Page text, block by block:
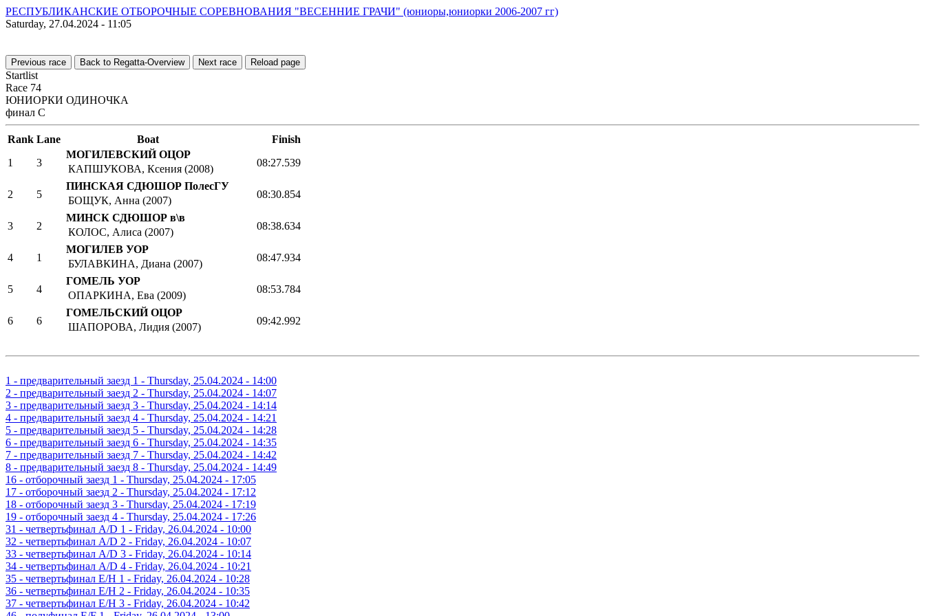
РЕСПУБЛИКАНСКИЕ ОТБОРОЧНЫЕ СОРЕВНОВАНИЯ "ВЕСЕННИЕ ГРАЧИ" (юниоры,юниорки 2006-2007 гг)
Saturday, 27.04.2024 - 11:05
Previous race Back to Regatta-Overview Next race Reload page
Startlist
Race 74
ЮНИОРКИ ОДИНОЧКА
финал C
Rank Lane Boat
Finish
1
3
МОГИЛЕВСКИЙ ОЦОР
КАПШУКОВА, Ксения (2008)
08:27.539
2 5
ПИНСКАЯ СДЮШОР ПолесГУ
БОЩУК, Анна (2007)
08:30.854
3 2
МИНСК СДЮШОР в\в
КОЛОС, Алиса (2007)
08:38.634
4 1
МОГИЛЕВ УОР
БУЛАВКИНА, Диана (2007)
08:47.934
5 4
ГОМЕЛЬ УОР
ОПАРКИНА, Ева (2009)
08:53.784
6 6
ГОМЕЛЬСКИЙ ОЦОР
ШАПОРОВА, Лидия (2007)
09:42.992
1 - предварительный заезд 1 - Thursday, 25.04.2024 - 14:00
2 - предварительный заезд 2 - Thursday, 25.04.2024 - 14:07
3 - предварительный заезд 3 - Thursday, 25.04.2024 - 14:14
4 - предварительный заезд 4 - Thursday, 25.04.2024 - 14:21
5 - предварительный заезд 5 - Thursday, 25.04.2024 - 14:28
6 - предварительный заезд 6 - Thursday, 25.04.2024 - 14:35
7 - предварительный заезд 7 - Thursday, 25.04.2024 - 14:42
8 - предварительный заезд 8 - Thursday, 25.04.2024 - 14:49
16 - отборочный заезд 1 - Thursday, 25.04.2024 - 17:05
17 - отборочный заезд 2 - Thursday, 25.04.2024 - 17:12
18 - отборочный заезд 3 - Thursday, 25.04.2024 - 17:19
19 - отборочный заезд 4 - Thursday, 25.04.2024 - 17:26
31 - четвертьфинал A/D 1 - Friday, 26.04.2024 - 10:00
32 - четвертьфинал A/D 2 - Friday, 26.04.2024 - 10:07
33 - четвертьфинал A/D 3 - Friday, 26.04.2024 - 10:14
34 - четвертьфинал A/D 4 - Friday, 26.04.2024 - 10:21
35 - четвертьфинал E/H 1 - Friday, 26.04.2024 - 10:28
36 - четвертьфинал E/H 2 - Friday, 26.04.2024 - 10:35
37 - четвертьфинал E/H 3 - Friday, 26.04.2024 - 10:42